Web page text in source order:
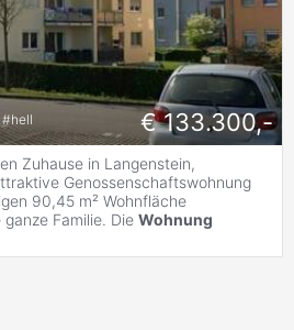
#hell € 133.300,-
Zuhause in Langenstein,
Genossenschaftswohnung
90,45 m² Wohnfläche
Familie. Die Wohnung